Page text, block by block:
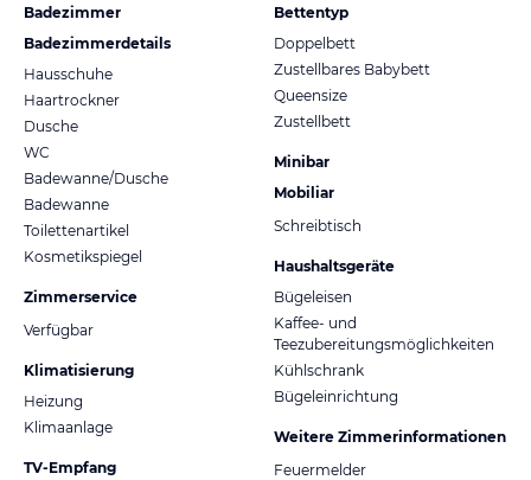
Badezimmer
Badezimmerdetails
Hausschuhe
Haartrockner
Dusche
WC
Badewanne/Dusche
Badewanne
Toilettenartikel
Kosmetikspiegel
Zimmerservice
Verfügbar
Klimatisierung
Heizung
Klimaanlage
TV-Empfang
Bettentyp
Doppelbett
Zustellbares Babybett
Queensize
Zustellbett
Minibar
Mobiliar
Schreibtisch
Haushaltsgeräte
Bügeleisen
Kaffee- und
Teezubereitungsmöglichkeiten
Kühlschrank
Bügeleinrichtung
Weitere Zimmerinformationen
Feuermelder